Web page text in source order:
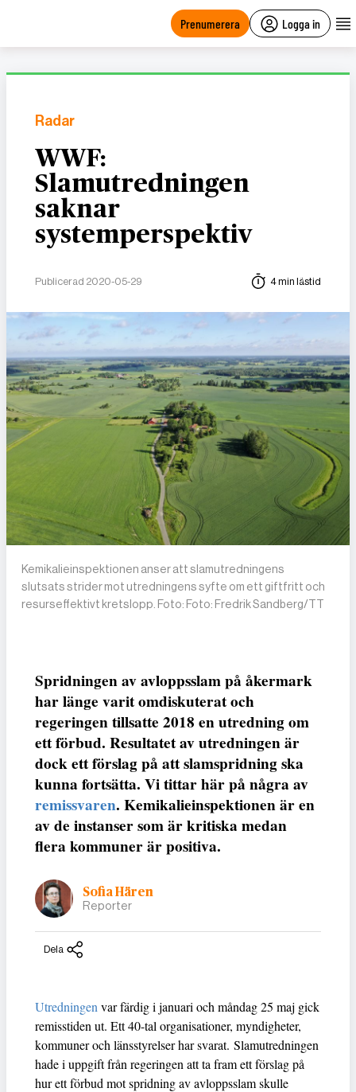
Prenumerera Logga in
Radar
WWF:
Slamutredningen
saknar
systemperspektiv
Publicerad 2020-05-29 4 min lästid
Kemikalieinspektionen anser att slamutredningens
slutsats strider mot utredningens syfte om ett giftfritt och
resurseffektivt kretslopp. Foto: Foto: Fredrik Sandberg/TT
Spridningen av avloppsslam på åkermark
har länge varit omdiskuterat och
regeringen tillsatte 2018 en utredning om
ett förbud. Resultatet av utredningen är
dock ett förslag på att slamspridning ska
kunna fortsätta. Vi tittar här på några av
remissvaren. Kemikalieinspektionen är en
av de instanser som är kritiska medan
flera kommuner är positiva.
Sofia Hären
Reporter
Dela
Utredningen var färdig i januari och måndag 25 maj gick
remisstiden ut. Ett 40-tal organisationer, myndigheter,
kommuner och länsstyrelser har svarat. Slamutredningen
hade i uppgift från regeringen att ta fram ett förslag på
hur ett förbud mot spridning av avloppsslam skulle